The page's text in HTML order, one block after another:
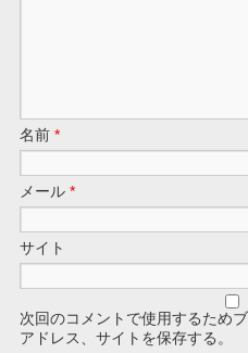
名前*
メール*
サイト
次回のコメントで使用するため
アドレス、サイトを保存する。